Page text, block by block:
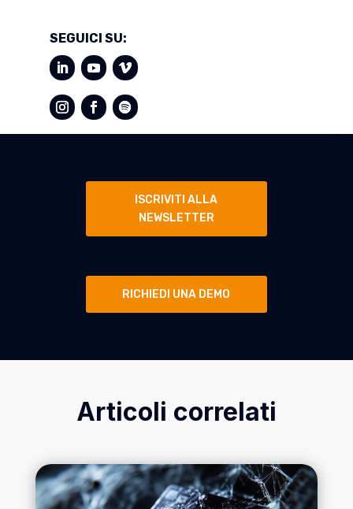
SEGUICI SU:
ISCRIVITI ALLA
NEWSLETTER
RICHIEDI UNA DEMO
Articoli correlati